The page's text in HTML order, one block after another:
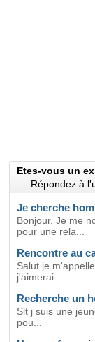
Etes-vous un
Répondez à
Je cherche
Bonjour. Je me
pour une rela...
Rencontre au
Salut je
j'aimerai...
Recherche un
Slt j suis une
pou...